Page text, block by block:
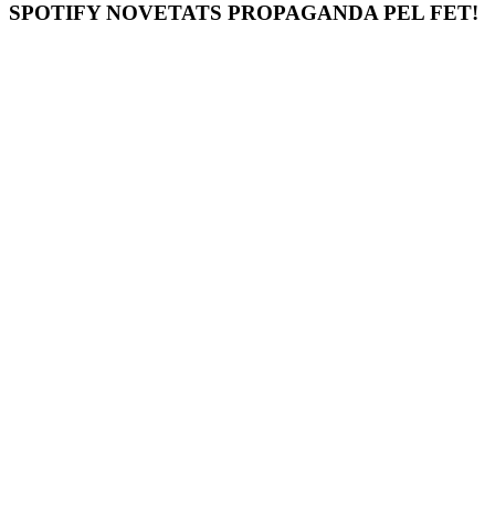
SPOTIFY NOVETATS PROPAGANDA PEL FET!